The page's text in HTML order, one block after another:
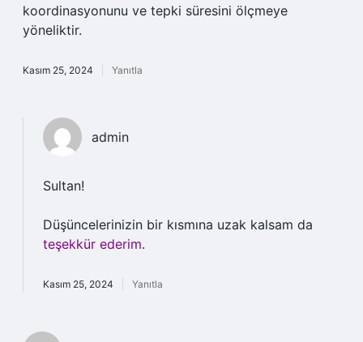
koordinasyonunu ve tepki süresini ölçmeye
yöneliktir.
Kasım 25, 2024 Yanıtla
admin
Sultan!
Düşüncelerinizin bir kısmına uzak kalsam da
teşekkür ederim.
Kasım 25, 2024 Yanıtla